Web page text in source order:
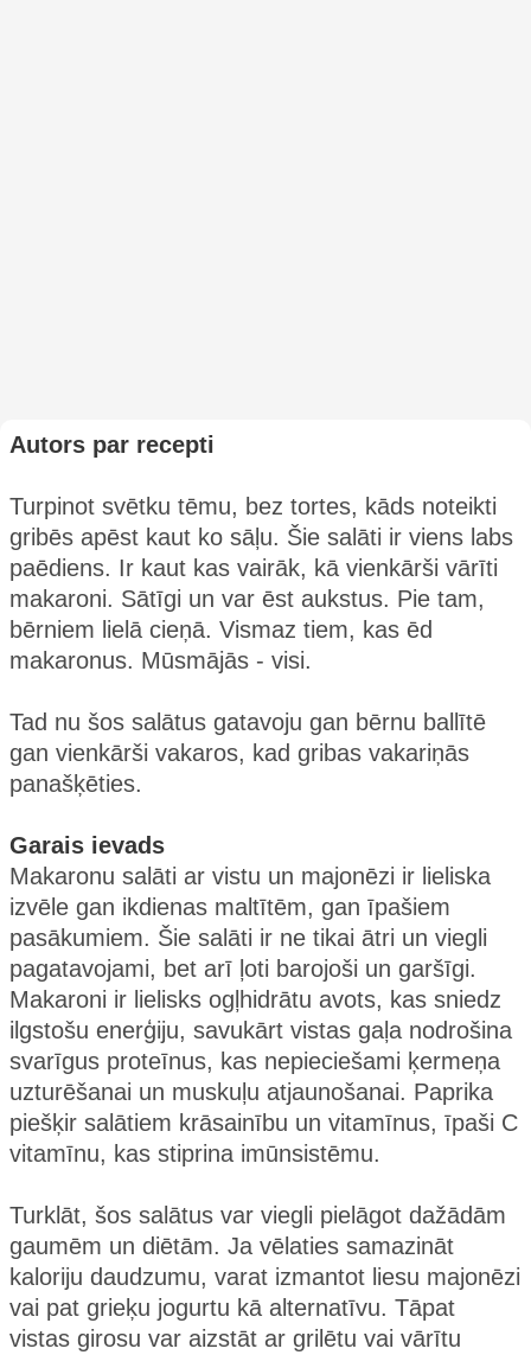
Autors par recepti
Turpinot svētku tēmu, bez tortes, kāds noteikti
gribēs apēst kaut ko sāļu. Šie salāti ir viens labs
paēdiens. Ir kaut kas vairāk, kā vienkārši vārīti
makaroni. Sātīgi un var ēst aukstus. Pie tam,
bērniem lielā cieņā. Vismaz tiem, kas ēd
makaronus. Mūsmājās - visi.
Tad nu šos salātus gatavoju gan bērnu ballītē
gan vienkārši vakaros, kad gribas vakariņās
panašķēties.
Garais ievads
Makaronu salāti ar vistu un majonēzi ir lieliska
izvēle gan ikdienas maltītēm, gan īpašiem
pasākumiem. Šie salāti ir ne tikai ātri un viegli
pagatavojami, bet arī ļoti barojoši un garšīgi.
Makaroni ir lielisks ogļhidrātu avots, kas sniedz
ilgstošu enerģiju, savukārt vistas gaļa nodrošina
svarīgus proteīnus, kas nepieciešami ķermeņa
uzturēšanai un muskuļu atjaunošanai. Paprika
piešķir salātiem krāsainību un vitamīnus, īpaši C
vitamīnu, kas stiprina imūnsistēmu.
Turklāt, šos salātus var viegli pielāgot dažādām
gaumēm un diētām. Ja vēlaties samazināt
kaloriju daudzumu, varat izmantot liesu majonēzi
vai pat grieķu jogurtu kā alternatīvu. Tāpat
vistas girosu var aizstāt ar grilētu vai vārītu